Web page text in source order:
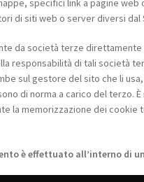
specifici link a pagine
di siti web o server diversi dal
da società terze
responsabilità di tali società
sul gestore del sito che li
di norma a carico del
la memorizzazione dei
è effettuato all’interno di